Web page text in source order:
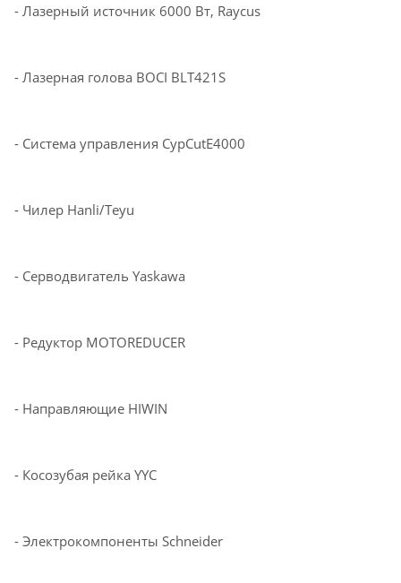
- Лазерный источник 6000 Вт, Raycus
- Лазерная голова BOCI BLT421S
- Система управления CypCutE4000
- Чилер Hanli/Teyu
- Серводвигатель Yaskawa
- Редуктор MOTOREDUCER
- Направляющие HIWIN
- Косозубая рейка YYC
- Электрокомпоненты Schneider